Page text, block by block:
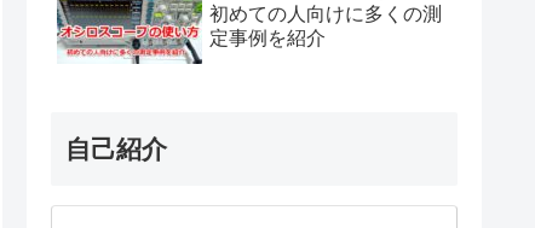
初めての人向けに多くの測
定事例を紹介
自己紹介